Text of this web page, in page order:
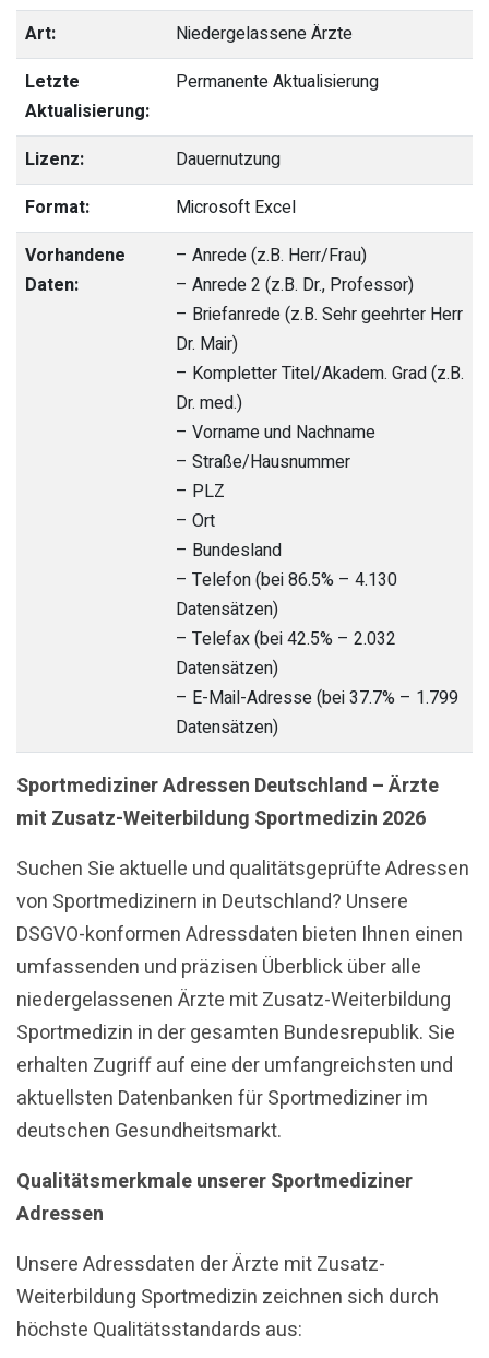
Art:
Niedergelassene Ärzte
Letzte
Aktualisierung:
Permanente Aktualisierung
Lizenz:
Dauernutzung
Format:
Microsoft Excel
Vorhandene
Daten:
– Anrede (z.B. Herr/Frau)
– Anrede 2 (z.B. Dr., Professor)
– Briefanrede (z.B. Sehr geehrter Herr
Dr. Mair)
– Kompletter Titel/Akadem. Grad (z.B.
Dr. med.)
– Vorname und Nachname
– Straße/Hausnummer
– PLZ
– Ort
– Bundesland
– Telefon (bei 86.5% – 4.130
Datensätzen)
– Telefax (bei 42.5% – 2.032
Datensätzen)
– E-Mail-Adresse (bei 37.7% – 1.799
Datensätzen)
Sportmediziner Adressen Deutschland – Ärzte
mit Zusatz-Weiterbildung Sportmedizin 2026
Suchen Sie aktuelle und qualitätsgeprüfte Adressen
von Sportmedizinern in Deutschland? Unsere
DSGVO-konformen Adressdaten bieten Ihnen einen
umfassenden und präzisen Überblick über alle
niedergelassenen Ärzte mit Zusatz-Weiterbildung
Sportmedizin in der gesamten Bundesrepublik. Sie
erhalten Zugriff auf eine der umfangreichsten und
aktuellsten Datenbanken für Sportmediziner im
deutschen Gesundheitsmarkt.
Qualitätsmerkmale unserer Sportmediziner
Adressen
Unsere Adressdaten der Ärzte mit Zusatz-
Weiterbildung Sportmedizin zeichnen sich durch
höchste Qualitätsstandards aus: